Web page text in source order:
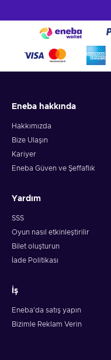
Eneba hakkında
Hakkımızda
Bize Ulaşın
Kariyer
Eneba Güven ve Şeffaflık
Yardım
SSS
Oyun nasıl etkinleştirilir
Bilet oluşturun
İade Politikası
İş
Eneba'da satış yapın
Bizimle Reklam Verin